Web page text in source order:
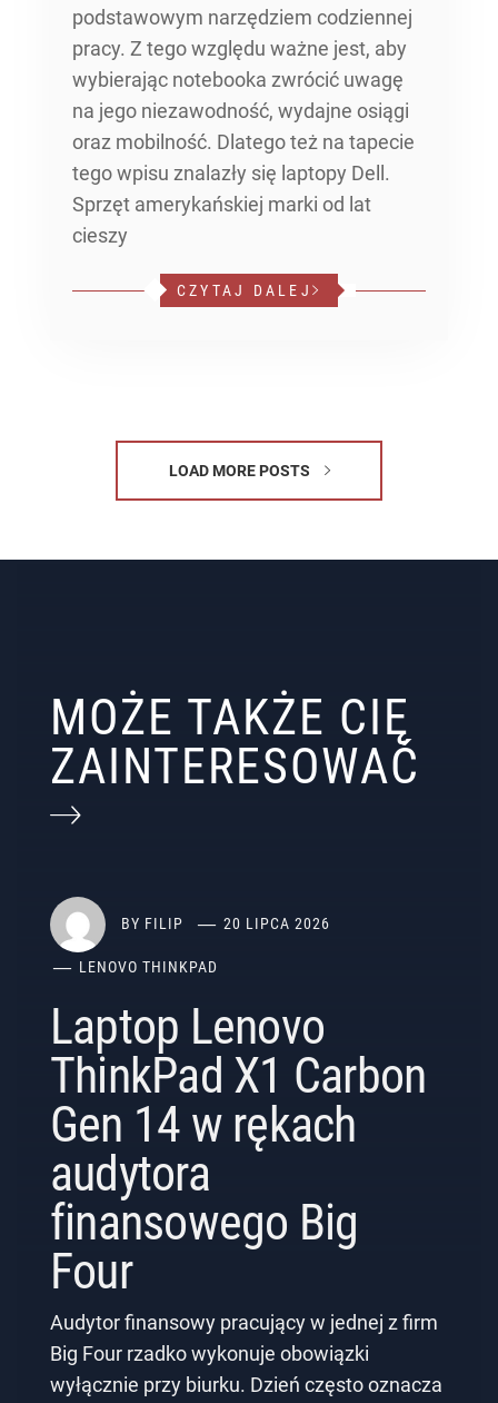
podstawowym narzędziem codziennej
pracy. Z tego względu ważne jest, aby
wybierając notebooka zwrócić uwagę
na jego niezawodność, wydajne osiągi
oraz mobilność. Dlatego też na tapecie
tego wpisu znalazły się laptopy Dell.
Sprzęt amerykańskiej marki od lat
cieszy
CZYTAJ DALEJ
LOAD MORE POSTS
MOŻE TAKŻE CIĘ
ZAINTERESOWAĆ
BY FILIP 20 LIPCA 2026
LENOVO THINKPAD
Laptop Lenovo
ThinkPad X1 Carbon
Gen 14 w rękach
audytora
finansowego Big
Four
Audytor finansowy pracujący w jednej z firm
Big Four rzadko wykonuje obowiązki
wyłącznie przy biurku. Dzień często oznacza